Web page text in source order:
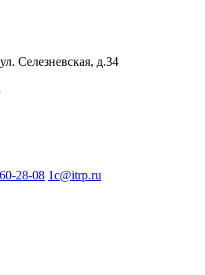
Селезневская, д.34
28-08 1c@itrp.ru